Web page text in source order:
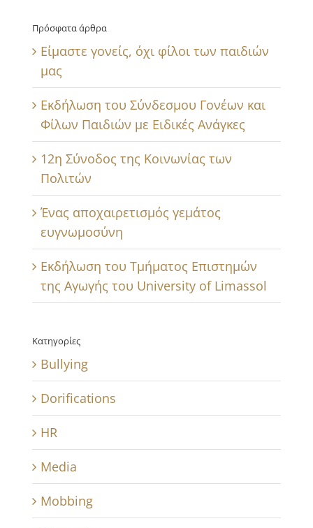
Πρόσφατα άρθρα
Είμαστε γονείς, όχι φίλοι των παιδιών
μας
Εκδήλωση του Σύνδεσμου Γονέων και
Φίλων Παιδιών με Ειδικές Ανάγκες
12η Σύνοδος της Κοινωνίας των
Πολιτών
Ένας αποχαιρετισμός γεμάτος
ευγνωμοσύνη
Εκδήλωση του Τμήματος Επιστημών
της Αγωγής του University of Limassol
Κατηγορίες
Bullying
Dorifications
HR
Media
Mobbing